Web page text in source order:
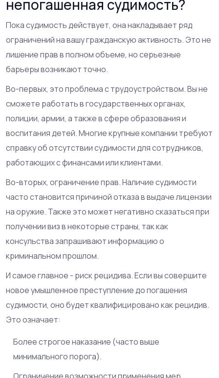
непогашенная судимость?
Пока судимость действует, она накладывает ряд
ограничений на вашу гражданскую активность. Это не
лишение прав в полном объеме, но серьезные
барьеры возникают точно.
Во-первых, это проблема с трудоустройством. Вы не
сможете работать в государственных органах,
полиции, армии, а также в сфере образования и
воспитания детей. Многие крупные компании требуют
справку об отсутствии судимости для сотрудников,
работающих с финансами или клиентами.
Во-вторых, ограничение прав. Наличие судимости
часто становится причиной отказа в выдаче лицензии
на оружие. Также это может негативно сказаться при
получении виз в некоторые страны, так как
консульства запрашивают информацию о
криминальном прошлом.
И самое главное - риск рецидива. Если вы совершите
новое умышленное преступление до погашения
судимости, оно будет квалифицировано как рецидив.
Это означает:
Более строгое наказание (часто выше
минимального порога).
Ограничение возможности применения мер